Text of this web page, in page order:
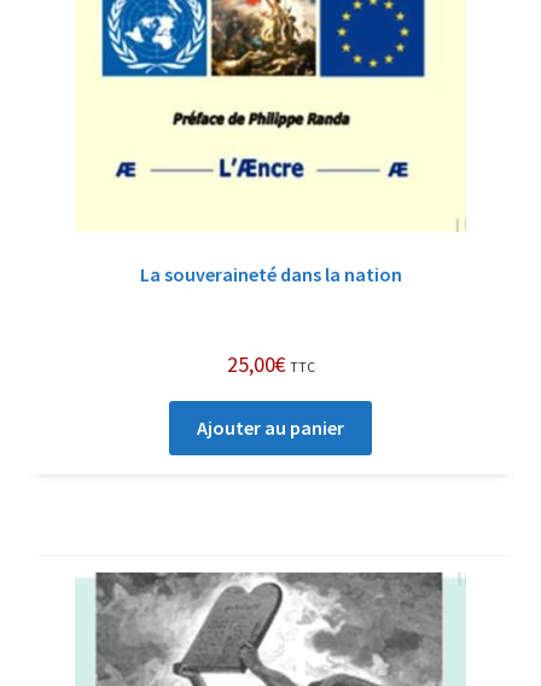
La souveraineté dans la nation
25,00€ TTC
Ajouter au panier